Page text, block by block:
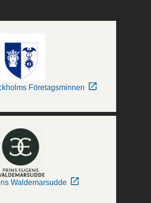
Företagsminnen
Waldemarsudde